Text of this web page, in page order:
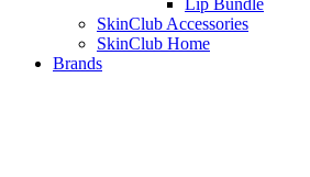
Lip Bundle
SkinClub Accessories
SkinClub Home
Brands